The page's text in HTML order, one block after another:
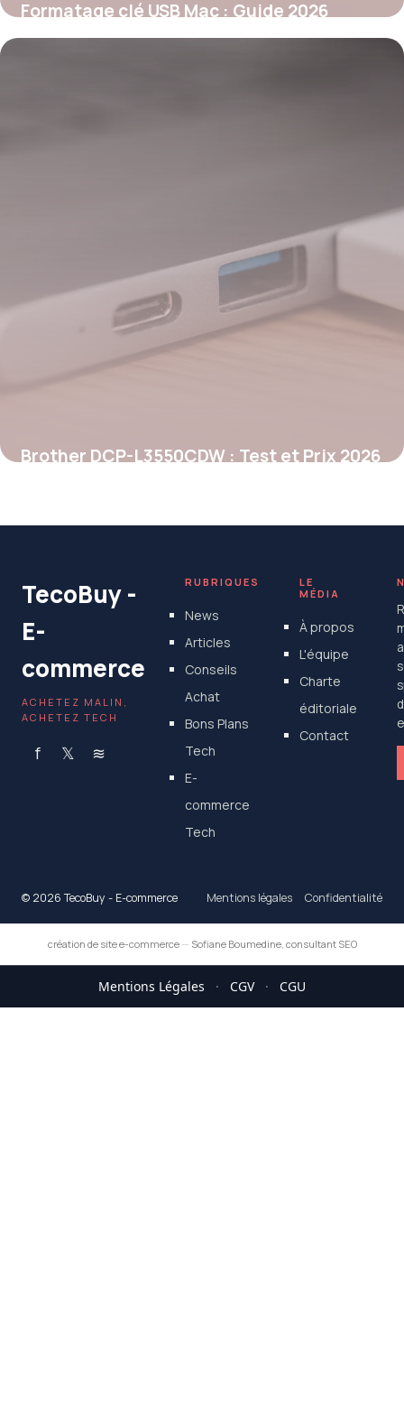
Formatage clé USB Mac : Guide 2026
26 mai 2026
Brother DCP-L3550CDW : Test et Prix 2026
TecoBuy -
E-
commerce
ACHETEZ MALIN,
ACHETEZ TECH
f 𝕏 ≋
RUBRIQUES
News
Articles
Conseils
Achat
Bons Plans
Tech
E-
commerce
Tech
LE
MÉDIA
À propos
L'équipe
Charte
éditoriale
Contact
© 2026 TecoBuy - E-commerce Mentions légales Confidentialité
création de site e-commerce— Sofiane Boumedine, consultant SEO
Mentions Légales · CGV · CGU